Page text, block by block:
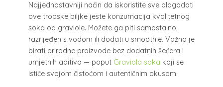
Najjednostavniji način da iskoristite sve blagodati
ove tropske biljke jeste konzumacija kvalitetnog
soka od graviole. Možete ga piti samostalno,
razrijeđen s vodom ili dodati u smoothie. Važno je
birati prirodne proizvode bez dodatnih šećera i
umjetnih aditiva — poput Graviola soka koji se
ističe svojom čistoćom i autentičnim okusom.